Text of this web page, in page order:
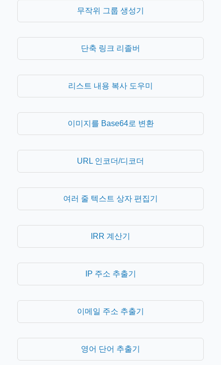
무작위 그룹 생성기
단축 링크 리졸버
리스트 내용 복사 도우미
이미지를 Base64로 변환
URL 인코더/디코더
여러 줄 텍스트 상자 편집기
IRR 계산기
IP 주소 추출기
이메일 주소 추출기
영어 단어 추출기